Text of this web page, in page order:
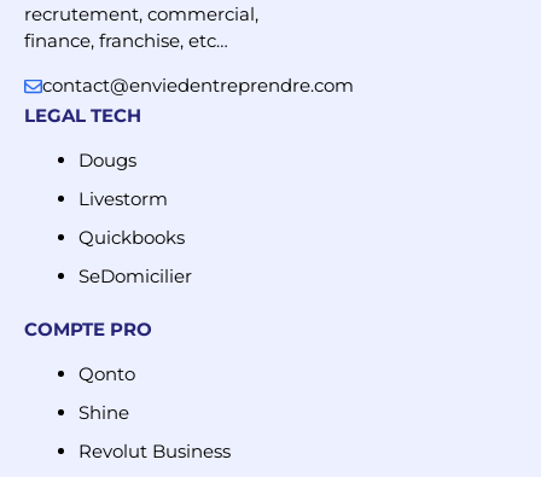
recrutement, commercial,
finance, franchise, etc…
contact@enviedentreprendre.com
LEGAL TECH
Dougs
Livestorm
Quickbooks
SeDomicilier
COMPTE PRO
Qonto
Shine
Revolut Business